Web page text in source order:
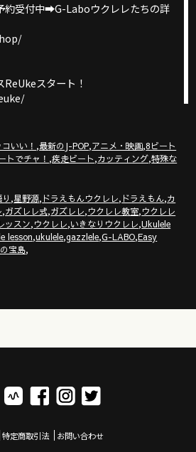
受付中➡︎G-Laboウクレレたちの詳
スタート！
でガズレレやるよー！
きげんハッピーになれちゃう本」新
レプログラム◾️◾️
いい！ ,最新のJ-POP,アニメ・映画,8ビート
トでチャ！ ,疾走ビート,カッティング,特殊な
,星野源, ドラえもんウクレレ, ドラえもん,カ
,ガズレレ式,ガズレレ,ウクレレ教室,ウクレレ
ッスン,ウクレレ,いきなりウクレレ,Ukulele
lesson,ukulele,gazzlele,G-LABO,Easy
宝島,
特定商取引法 お問い合わせ